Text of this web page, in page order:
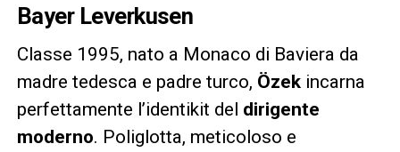
Bayer Leverkusen
Classe 1995, nato a Monaco di Baviera da
madre tedesca e padre turco, Özekincarna
perfettamente l’identikit del dirigente
moderno. Poliglotta, meticoloso e